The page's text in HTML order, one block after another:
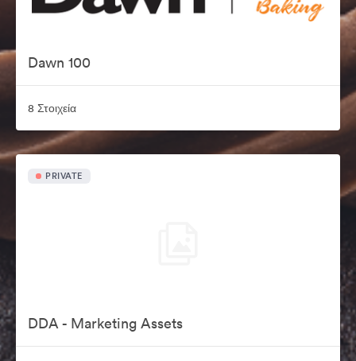
Dawn 100
8 Στοιχεία
PRIVATE
DDA - Marketing Assets